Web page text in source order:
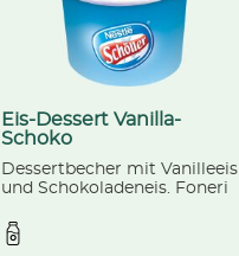
Eis-Dessert Vanilla-
Schoko
Dessertbecher mit Vanilleeis
und Schokoladeneis. Foneri